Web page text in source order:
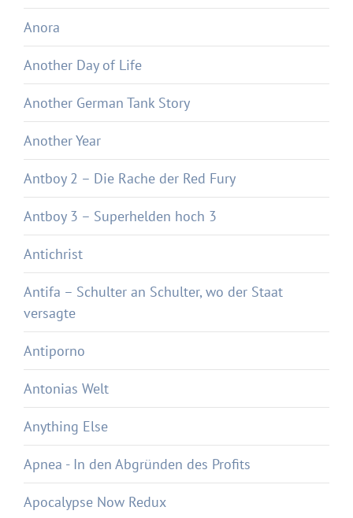
Anora
Another Day of Life
Another German Tank Story
Another Year
Antboy 2 – Die Rache der Red Fury
Antboy 3 – Superhelden hoch 3
Antichrist
Antifa – Schulter an Schulter, wo der Staat
versagte
Antiporno
Antonias Welt
Anything Else
Apnea - In den Abgründen des Profits
Apocalypse Now Redux